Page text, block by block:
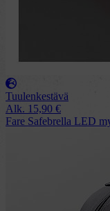
Tuulenkestävä
Alk. 15,90 €
Fare Safebrella LED